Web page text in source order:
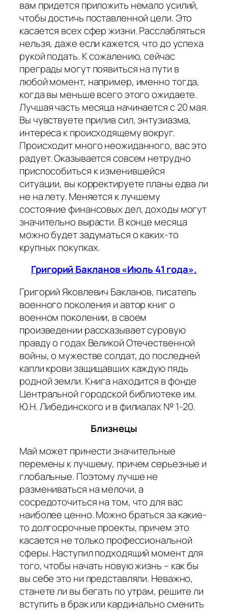
вам придется приложить немало усилий,
чтобы достичь поставленной цели. Это
касается всех сфер жизни. Расслабляться
нельзя, даже если кажется, что до успеха
рукой подать. К сожалению, сейчас
преграды могут появиться на пути в
любой момент, например, именно тогда,
когда вы меньше всего этого ожидаете.
Лучшая часть месяца начинается с 20 мая.
Вы чувствуете прилив сил, энтузиазма,
интереса к происходящему вокруг.
Происходит много неожиданного, вас это
радует. Оказывается совсем нетрудно
приспособиться к изменившейся
ситуации, вы корректируете планы едва ли
не на лету. Меняется к лучшему
состояние финансовых дел, доходы могут
значительно вырасти. В конце месяца
можно будет задуматься о каких-то
крупных покупках.
Григорий Бакланов «Июль 41 года».
Григорий Яковлевич Бакланов, писатель
военного поколения и автор книг о
военном поколении, в своем
произведении рассказывает суровую
правду о годах Великой Отечественной
войны, о мужестве солдат, до последней
капли крови защищавших каждую пядь
родной земли. Книга находится в фонде
Центральной городской библиотеке им.
Ю.Н. Либединского и в филиалах № 1-20.
Близнецы
Май может принести значительные
перемены к лучшему, причем серьезные и
глобальные. Поэтому лучше не
размениваться на мелочи, а
сосредоточиться на том, что для вас
наиболее ценно. Можно браться за какие-
то долгосрочные проекты, причем это
касается не только профессиональной
сферы. Наступил подходящий момент для
того, чтобы начать новую жизнь – как бы
вы себе это ни представляли. Неважно,
станете ли вы бегать по утрам, решите ли
вступить в брак или кардинально сменить